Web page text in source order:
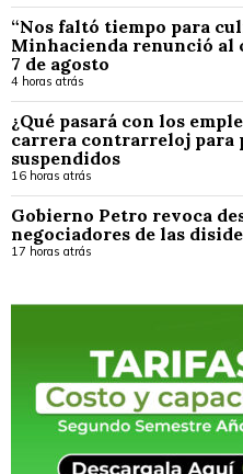
“Nos faltó tiempo para
Minhacienda renunció al
7 de agosto
4 horas atrás
¿Qué pasará con los
carrera contrarreloj para
suspendidos
16 horas atrás
Gobierno Petro revoca
negociadores de las
17 horas atrás